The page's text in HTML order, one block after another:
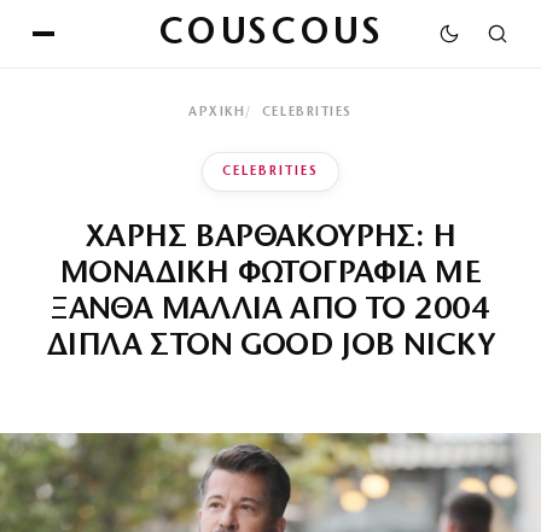
COUSCOUS
ΑΡΧΙΚΉ CELEBRITIES
CELEBRITIES
ΧΑΡΗΣ ΒΑΡΘΑΚΟΥΡΗΣ: Η
ΜΟΝΑΔΙΚΗ ΦΩΤΟΓΡΑΦΙΑ ΜΕ
ΞΑΝΘΑ ΜΑΛΛΙΑ ΑΠΟ ΤΟ 2004
ΔΙΠΛΑ ΣΤΟΝ GOOD JOB NICKY